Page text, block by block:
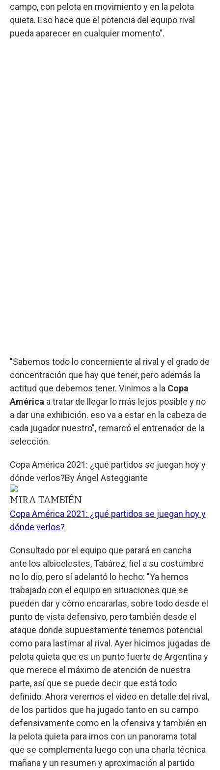
campo, con pelota en movimiento y en la pelota
quieta. Eso hace que el potencia del equipo rival
pueda aparecer en cualquier momento".
"Sabemos todo lo concerniente al rival y el grado de
concentración que hay que tener, pero además la
actitud que debemos tener. Vinimos a la Copa
América a tratar de llegar lo más lejos posible y no
a dar una exhibición. eso va a estar en la cabeza de
cada jugador nuestro", remarcó el entrenador de la
selección.
Copa América 2021: ¿qué partidos se juegan hoy y
dónde verlos?ByÁngel Asteggiante
MIRA TAMBIÉN
Copa América 2021: ¿qué partidos se juegan hoy y
dónde verlos?
Consultado por el equipo que parará en cancha
ante los albicelestes, Tabárez, fiel a su costumbre
no lo dio, pero sí adelantó lo hecho: "Ya hemos
trabajado con el equipo en situaciones que se
pueden dar y cómo encararlas, sobre todo desde el
punto de vista defensivo, pero también desde el
ataque donde supuestamente tenemos potencial
como para lastimar al rival. Ayer hicimos jugadas de
pelota quieta que es un punto fuerte de Argentina y
que merece el máximo de atención de nuestra
parte, así que se puede decir que está todo
definido. Ahora veremos el video en detalle del rival,
de los partidos que ha jugado tanto en su campo
defensivamente como en la ofensiva y también en
la pelota quieta para irnos con un panorama total
que se complementa luego con una charla técnica
mañana y un resumen y aproximación al partido